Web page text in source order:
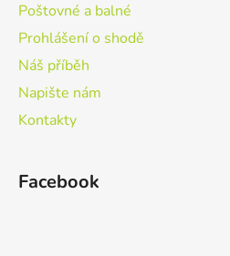
Poštovné a balné
Prohlášení o shodě
Náš příběh
Napište nám
Kontakty
Facebook